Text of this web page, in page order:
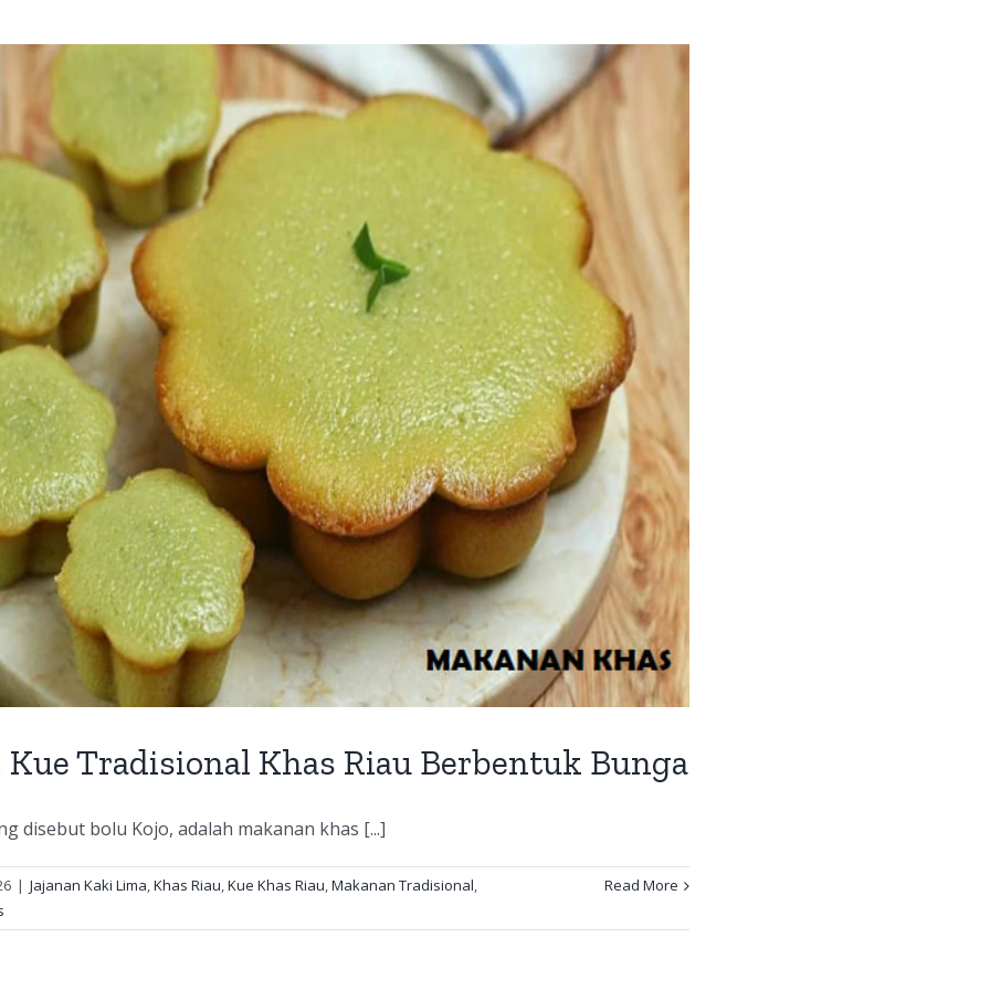
Kue Tradisional Khas Riau Berbentuk Bunga
disebut bolu Kojo, adalah makanan khas [...]
| Jajanan Kaki Lima,Khas Riau,Kue Khas Riau,Makanan Tradisional,
Read More